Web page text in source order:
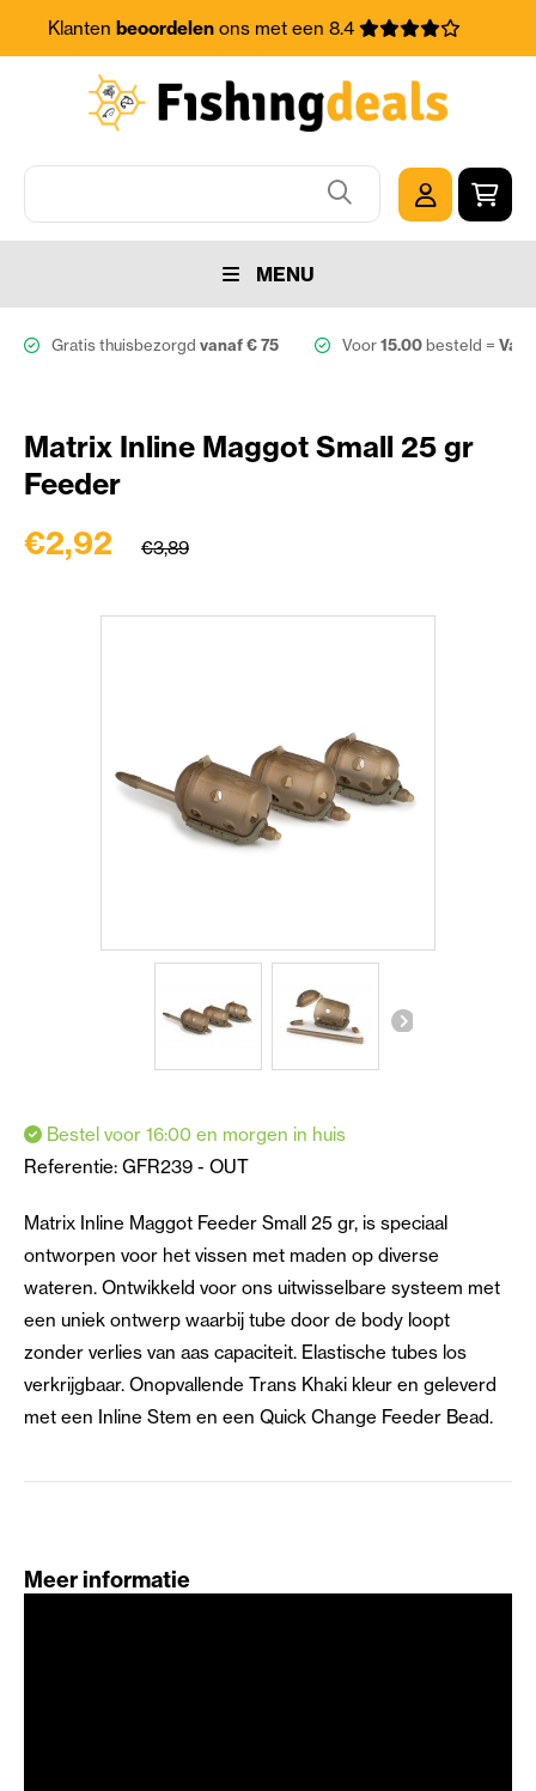
Klanten beoordelenons met een 8.4
MENU
Gratis thuisbezorgd vanaf € 75 Voor15.00besteld =
Matrix Inline Maggot Small 25 gr
Feeder
€2,92 €3,89
Bestel voor 16:00 en morgen in huis
Referentie: GFR239 - OUT
Matrix Inline Maggot Feeder Small 25 gr, is speciaal
ontworpen voor het vissen met maden op diverse
wateren. Ontwikkeld voor ons uitwisselbare systeem met
een uniek ontwerp waarbij tube door de body loopt
zonder verlies van aas capaciteit. Elastische tubes los
verkrijgbaar. Onopvallende Trans Khaki kleur en geleverd
met een Inline Stem en een Quick Change Feeder Bead.
Meer informatie